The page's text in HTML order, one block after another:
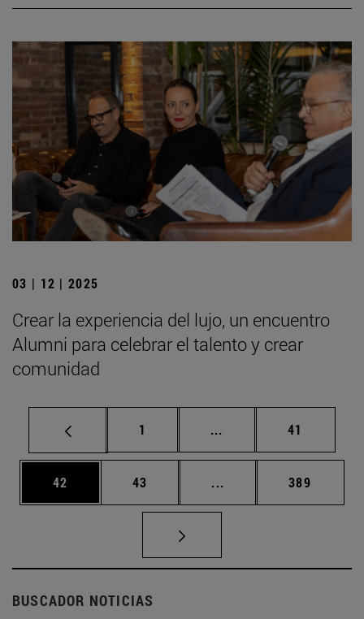
03 | 12 | 2025
Crear la experiencia del lujo, un encuentro
Alumni para celebrar el talento y crear
comunidad
Página
1 ... Páginas intermedias
Página
41
Página
42 Página
43 ... Páginas intermedias
Página
389
BUSCADOR NOTICIAS